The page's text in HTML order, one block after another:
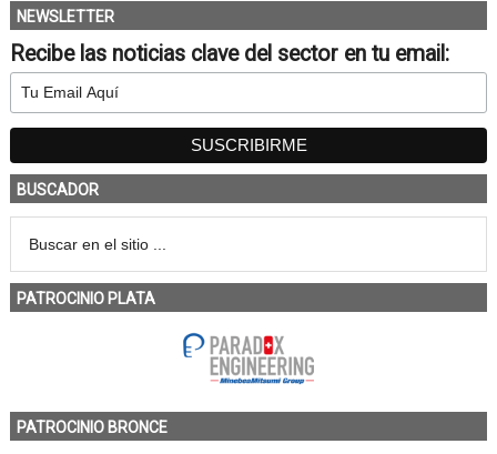
NEWSLETTER
Recibe las noticias clave del sector en tu email:
BUSCADOR
PATROCINIO PLATA
PATROCINIO BRONCE